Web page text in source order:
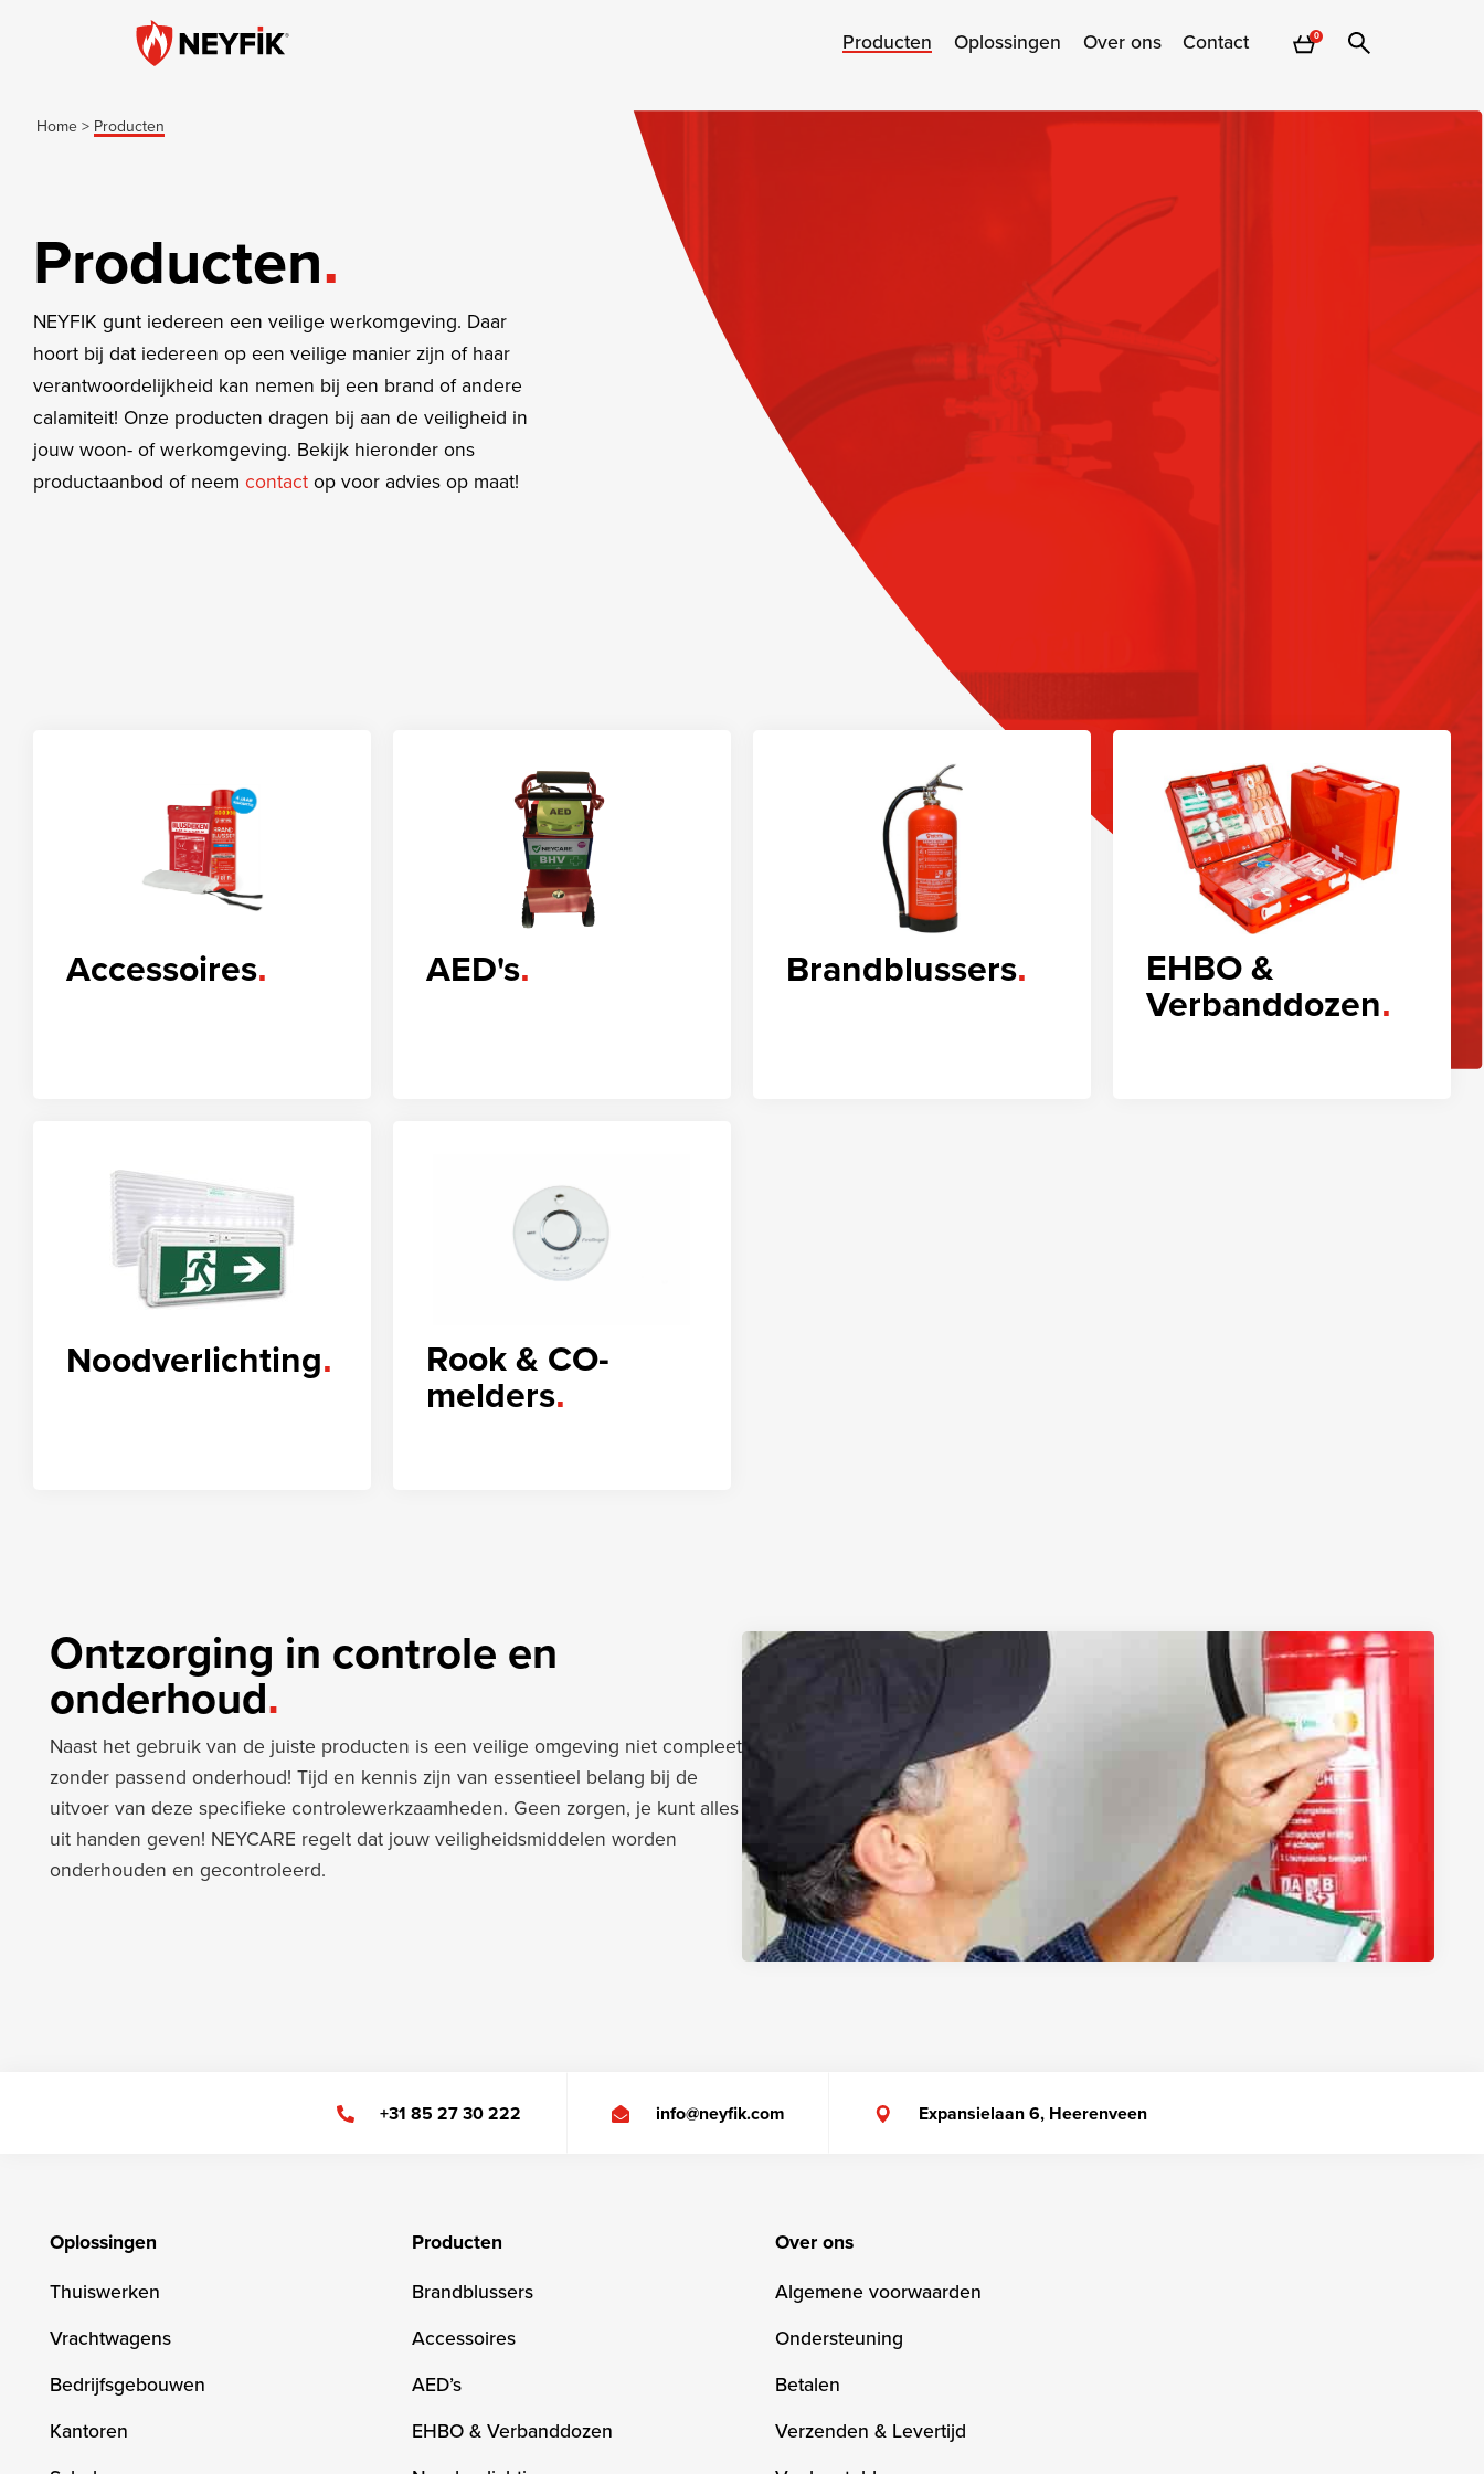
Producten Oplossingen Over ons Contact 0
Home> Producten
Producten
NEYFIK gunt iedereen een veilige werkomgeving. Daar
hoort bij dat iedereen op een veilige manier zijn of haar
verantwoordelijkheid kan nemen bij een brand of andere
calamiteit! Onze producten dragen bij aan de veiligheid in
jouw woon- of werkomgeving. Bekijk hieronder ons
productaanbod of neem contactop voor advies op maat!
Accessoires AED's Brandblussers
EHBO &
Verbanddozen
Noodverlichting
Rook & CO-
melders
Ontzorging in controle en
onderhoud
Naast het gebruik van de juiste producten is een veilige omgeving niet compleet
zonder passend onderhoud! Tijd en kennis zijn van essentieel belang bij de
uitvoer van deze specifieke controlewerkzaamheden. Geen zorgen, je kunt alles
uit handen geven! NEYCARE regelt dat jouw veiligheidsmiddelen worden
onderhouden en gecontroleerd.
+31 85 27 30 222 info@neyfik.com Expansielaan 6, Heerenveen
Oplossingen
Thuiswerken
Vrachtwagens
Bedrijfsgebouwen
Kantoren
Producten
Brandblussers
Accessoires
AED’s
EHBO & Verbanddozen
Over ons
Algemene voorwaarden
Ondersteuning
Betalen
Verzenden & Levertijd